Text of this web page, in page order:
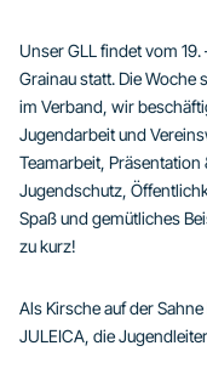
Unser GLL findet vom
Grainau statt. Die Woche
im Verband, wir
Jugendarbeit und
Teamarbeit,
Jugendschutz,
Spaß und gemütliches
zu kurz!
Als Kirsche auf der
JULEICA, die